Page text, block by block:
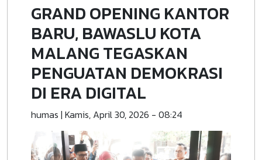
GRAND OPENING KANTOR
BARU, BAWASLU KOTA
MALANG TEGASKAN
PENGUATAN DEMOKRASI
DI ERA DIGITAL
humas | Kamis, April 30, 2026 - 08:24